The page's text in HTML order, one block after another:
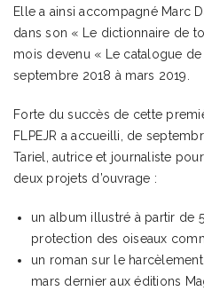
Elle a ainsi accompagné Marc
dans son « Le dictionnaire de
mois devenu « Le catalogue
septembre 2018 à mars 2019.
Forte du succès de cette
FLPEJR a accueilli, de
Tariel, autrice et journaliste
deux projets d’ouvrage :
un album illustré à partir de
protection des oiseaux
un roman sur le
mars dernier aux éditions